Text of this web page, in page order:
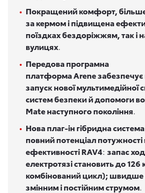
Покращений комфорт, більше
за кермом і підвищена
поїздках бездоріжжям, так і
вулицях
Передова програмна
платформа Arene
запуск нової мультимедійної
систем безпеки й допомоги
Mate наступного покоління
Нова плаг-ін гібридна
повний потенціал потужності
ефективності RAV4: запас
електротязі становить до 126
комбінований цикл);
змінним і постійним струмом